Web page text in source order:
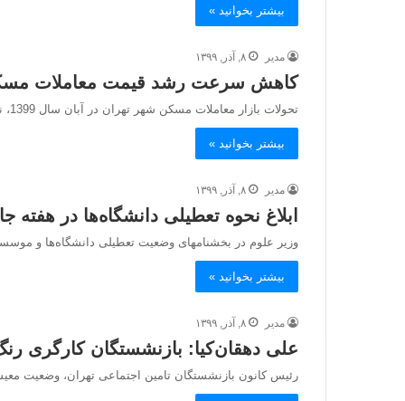
بیشتر بخوانید »
مدیر ۸, آذر, ۱۳۹۹
کاهش سرعت رشد قیمت معاملات
تحولات بازار معاملات مسکن شهر تهران در آبان سال 1399، نشانگر کاهش سرعت رشد قیمت معاملات ...
بیشتر بخوانید »
مدیر ۸, آذر, ۱۳۹۹
ابلاغ نحوه تعطیلی دانشگاه‌ها در
وزیر علوم در بخشنامه‎ای وضعیت تعطیلی دانشگاه‌ها و موسسات آموزشی و پژوهشی را در هفته پیش رو ...
بیشتر بخوانید »
مدیر ۸, آذر, ۱۳۹۹
علی‌ دهقان‌کیا: بازنشستگان کارگری
رئیس کانون بازنشستگان تامین اجتماعی تهران، وضعیت